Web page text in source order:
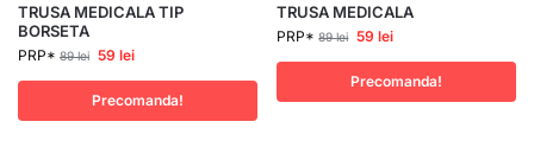
TRUSA MEDICALA TIP
BORSETA
PRP* 89lei 59 lei
Precomanda!
TRUSA MEDICALA
PRP*89lei 59lei
Precomanda!